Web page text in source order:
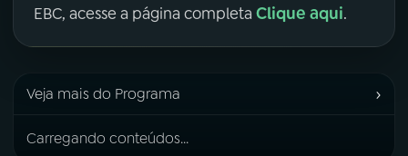
EBC, acesse a página completa Clique aqui.
Veja mais do Programa ›
Carregando conteúdos...